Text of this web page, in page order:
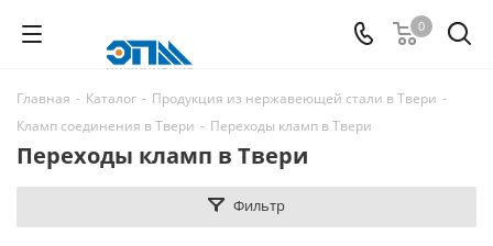
0
Главная - Каталог - Продукция из нержавеющей стали в Твери -
Кламп соединения в Твери - Переходы кламп в Твери
Переходы кламп в Твери
Фильтр